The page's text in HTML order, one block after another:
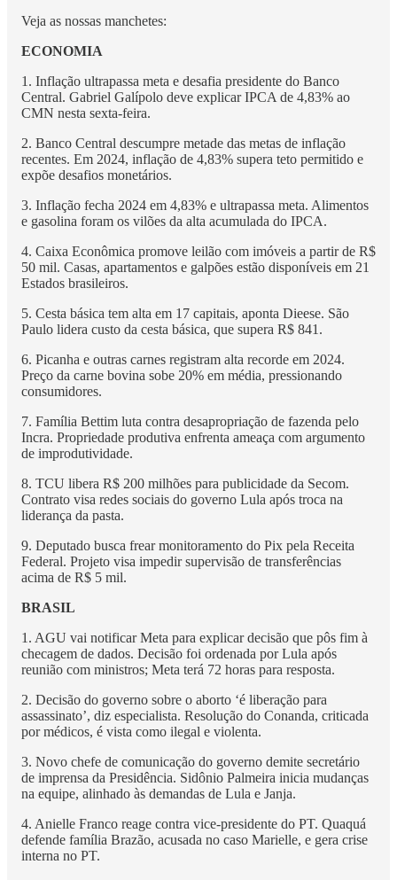
Veja as nossas manchetes:
ECONOMIA
1. Inflação ultrapassa meta e desafia presidente do Banco
Central. Gabriel Galípolo deve explicar IPCA de 4,83% ao
CMN nesta sexta-feira.
2. Banco Central descumpre metade das metas de inflação
recentes. Em 2024, inflação de 4,83% supera teto permitido e
expõe desafios monetários.
3. Inflação fecha 2024 em 4,83% e ultrapassa meta. Alimentos
e gasolina foram os vilões da alta acumulada do IPCA.
4. Caixa Econômica promove leilão com imóveis a partir de R$
50 mil. Casas, apartamentos e galpões estão disponíveis em 21
Estados brasileiros.
5. Cesta básica tem alta em 17 capitais, aponta Dieese. São
Paulo lidera custo da cesta básica, que supera R$ 841.
6. Picanha e outras carnes registram alta recorde em 2024.
Preço da carne bovina sobe 20% em média, pressionando
consumidores.
7. Família Bettim luta contra desapropriação de fazenda pelo
Incra. Propriedade produtiva enfrenta ameaça com argumento
de improdutividade.
8. TCU libera R$ 200 milhões para publicidade da Secom.
Contrato visa redes sociais do governo Lula após troca na
liderança da pasta.
9. Deputado busca frear monitoramento do Pix pela Receita
Federal. Projeto visa impedir supervisão de transferências
acima de R$ 5 mil.
BRASIL
1. AGU vai notificar Meta para explicar decisão que pôs fim à
checagem de dados. Decisão foi ordenada por Lula após
reunião com ministros; Meta terá 72 horas para resposta.
2. Decisão do governo sobre o aborto ‘é liberação para
assassinato’, diz especialista. Resolução do Conanda, criticada
por médicos, é vista como ilegal e violenta.
3. Novo chefe de comunicação do governo demite secretário
de imprensa da Presidência. Sidônio Palmeira inicia mudanças
na equipe, alinhado às demandas de Lula e Janja.
4. Anielle Franco reage contra vice-presidente do PT. Quaquá
defende família Brazão, acusada no caso Marielle, e gera crise
interna no PT.